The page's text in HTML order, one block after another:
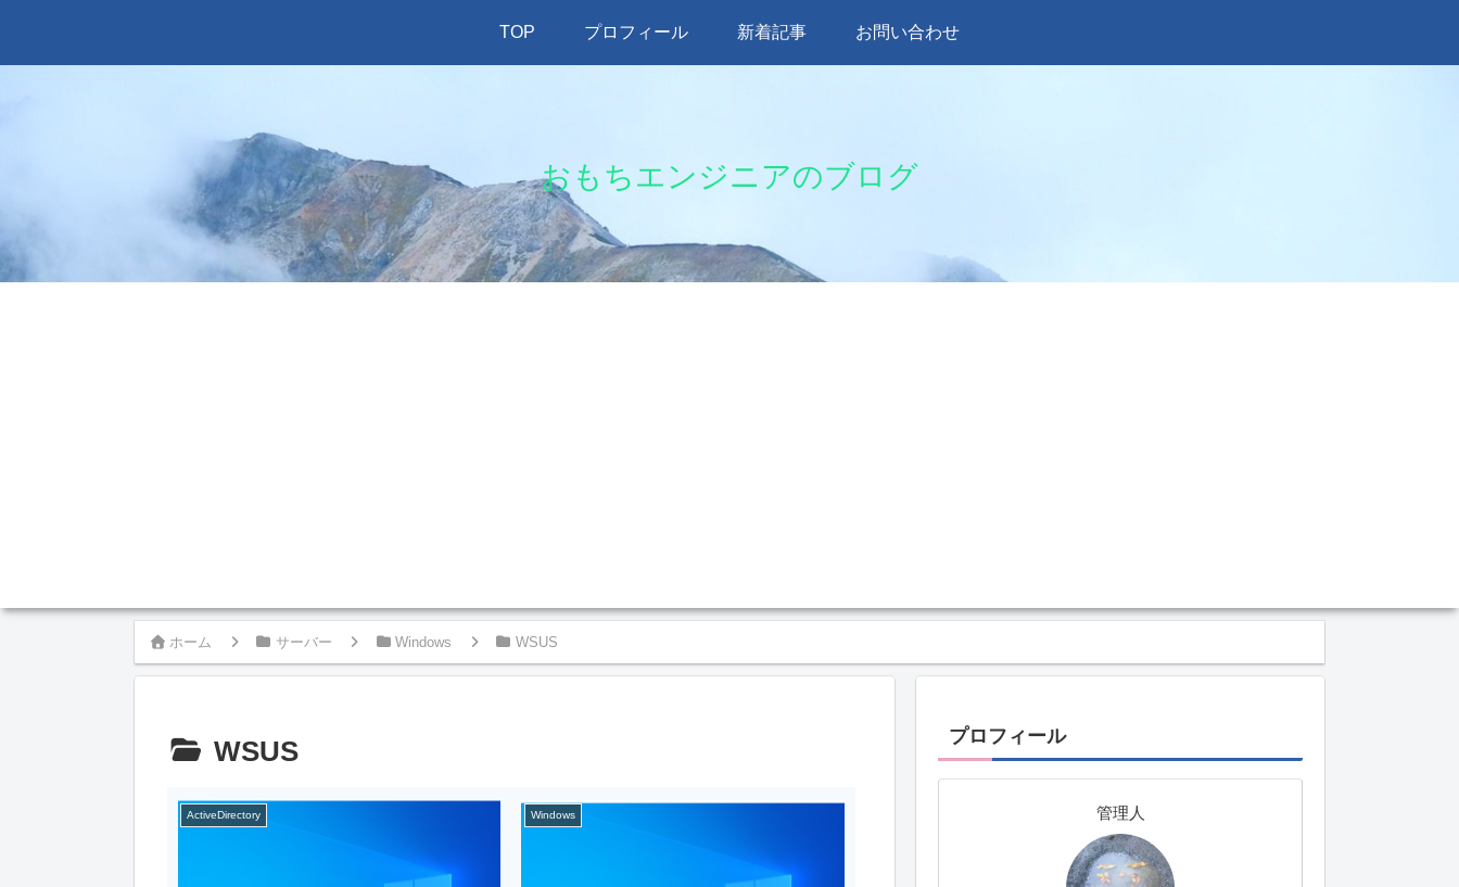
おもちエンジニアのブログ
TOP プロフィール 新着記事 お問い合わせ
ホーム サーバー Windows WSUS
WSUS
ActiveDirectory Windows
プロフィール
管理人